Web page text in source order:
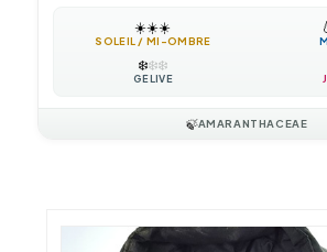
☀️☀️☀️
SOLEIL / MI-OMBRE
❄️❄️❄️
GÉLIVE
🍃AMARANTHACEAE